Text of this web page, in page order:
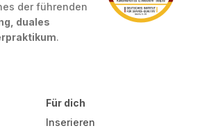
der führenden
duales
.
Für dich
Inserieren